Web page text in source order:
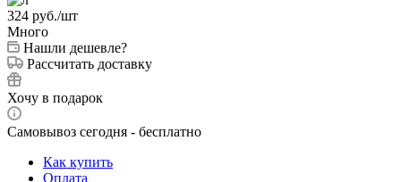
324 руб./шт
Много
Нашли дешевле?
Рассчитать доставку
Хочу в подарок
Самовывоз сегодня - бесплатно
Как купить
Оплата